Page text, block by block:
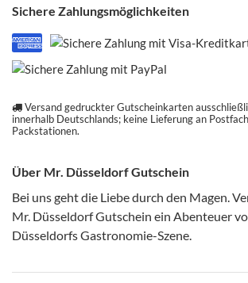
Sichere Zahlungsmöglichkeiten
Versand gedruckter Gutscheinkarten
innerhalb Deutschlands; keine Lieferung an
Packstationen.
Über Mr. Düsseldorf Gutschein
Bei uns geht die Liebe durch den Magen.
Mr. DüsseldorfGutschein ein Abenteuer
DüsseldorfsGastronomie-Szene.